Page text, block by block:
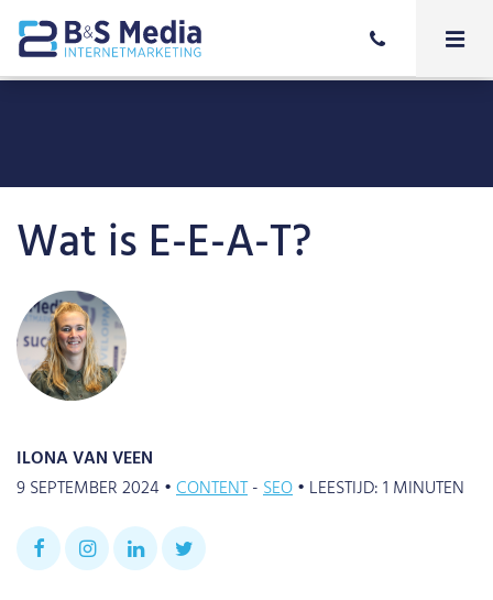
Wat is E-E-A-T?
ILONA VAN VEEN
9 SEPTEMBER 2024 •CONTENT SEO• LEESTIJD:1 MINUTEN